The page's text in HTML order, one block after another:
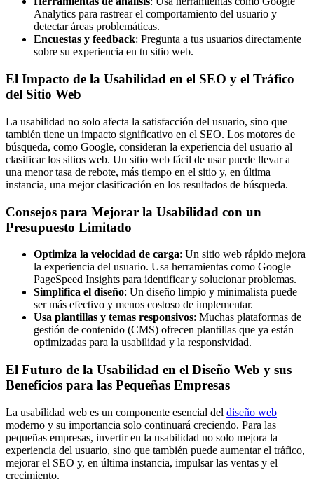
Analytics para rastrear el comportamiento del usuario y
detectar áreas problemáticas.
Encuestas y feedback: Pregunta a tus usuarios directamente
sobre su experiencia en tu sitio web.
El Impacto de la Usabilidad en el SEO y el Tráfico
del Sitio Web
La usabilidad no solo afecta la satisfacción del usuario, sino que
también tiene un impacto significativo en el SEO. Los motores de
búsqueda, como Google, consideran la experiencia del usuario al
clasificar los sitios web. Un sitio web fácil de usar puede llevar a
una menor tasa de rebote, más tiempo en el sitio y, en última
instancia, una mejor clasificación en los resultados de búsqueda.
Consejos para Mejorar la Usabilidad con un
Presupuesto Limitado
Optimiza la velocidad de carga: Un sitio web rápido mejora
la experiencia del usuario. Usa herramientas como Google
PageSpeed Insights para identificar y solucionar problemas.
Simplifica el diseño: Un diseño limpio y minimalista puede
ser más efectivo y menos costoso de implementar.
Usa plantillas y temas responsivos: Muchas plataformas de
gestión de contenido (CMS) ofrecen plantillas que ya están
optimizadas para la usabilidad y la responsividad.
El Futuro de la Usabilidad en el Diseño Web y sus
Beneficios para las Pequeñas Empresas
La usabilidad web es un componente esencial del diseño web
moderno y su importancia solo continuará creciendo. Para las
pequeñas empresas, invertir en la usabilidad no solo mejora la
experiencia del usuario, sino que también puede aumentar el tráfico,
mejorar el SEO y, en última instancia, impulsar las ventas y el
crecimiento.